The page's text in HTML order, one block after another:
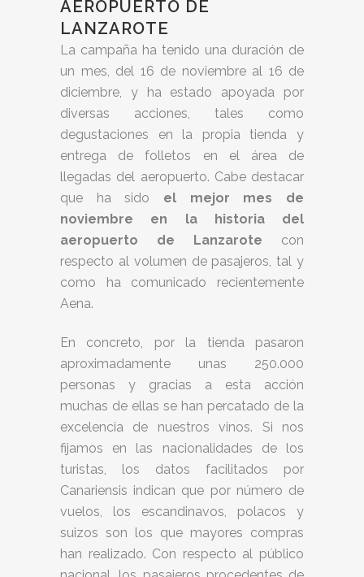
AEROPUERTO DE
LANZAROTE
La campaña ha tenido una duración de
un mes, del 16 de noviembre al 16 de
diciembre, y ha estado apoyada por
diversas acciones, tales como
degustaciones en la propia tienda y
entrega de folletos en el área de
llegadas del aeropuerto. Cabe destacar
que ha sido el mejor mes de
noviembre en la historia del
aeropuerto de Lanzarote con
respecto al volumen de pasajeros, tal y
como ha comunicado recientemente
Aena.
En concreto, por la tienda pasaron
aproximadamente unas 250.000
personas y gracias a esta acción
muchas de ellas se han percatado de la
excelencia de nuestros vinos. Si nos
fijamos en las nacionalidades de los
turistas, los datos facilitados por
Canariensis indican que por número de
vuelos, los escandinavos, polacos y
suizos son los que mayores compras
han realizado. Con respecto al público